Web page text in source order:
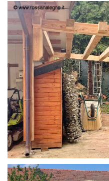
STRUTTURA IN LARICE U/F